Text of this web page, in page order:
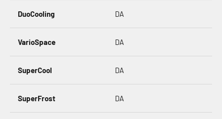
DuoCooling DA
VarioSpace DA
SuperCool DA
SuperFrost DA